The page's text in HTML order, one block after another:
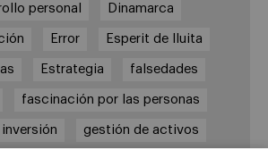
personal Dinamarca
Error Esperit de lluita
Estrategia falsedades
fascinación por las personas
gestión de activos